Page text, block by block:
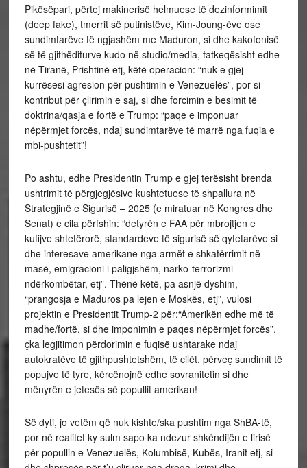
Pikësëpari, përtej makinerisë helmuese të dezinformimit
(deep fake), tmerrit së putinistëve, Kim-Joung-ëve ose
sundimtarëve të ngjashëm me Maduron, si dhe kakofonisë
së të gjithëditurve kudo në studio/media, fatkeqësisht edhe
në Tiranë, Prishtinë etj, këtë operacion: “nuk e gjej
kurrësesi agresion për pushtimin e Venezuelës”, por si
kontribut për çlirimin e saj, si dhe forcimin e besimit të
doktrina/qasja e fortë e Trump: “paqe e imponuar
nëpërmjet forcës, ndaj sundimtarëve të marrë nga fuqia e
mbi-pushtetit”!
Po ashtu, edhe Presidentin Trump e gjej terësisht brenda
ushtrimit të përgjegjësive kushtetuese të shpallura në
Strategjinë e Sigurisë – 2025 (e miratuar në Kongres dhe
Senat) e cila përfshin: “detyrën e FAA për mbrojtjen e
kufijve shtetërorë, standardeve të sigurisë së qytetarëve si
dhe interesave amerikane nga armët e shkatërrimit në
masë, emigracioni i paligjshëm, narko-terrorizmi
ndërkombëtar, etj”. Thënë këtë, pa asnjë dyshim,
“prangosja e Maduros pa lejen e Moskës, etj”, vulosi
projektin e Presidentit Trump-2 për:“Amerikën edhe më të
madhe/fortë, si dhe imponimin e paqes nëpërmjet forcës”,
çka legjitimon përdorimin e fuqisë ushtarake ndaj
autokratëve të gjithpushtetshëm, të cilët, përveç sundimit të
popujve të tyre, kërcënojnë edhe sovranitetin si dhe
mënyrën e jetesës së popullit amerikan!
Së dyti, jo vetëm që nuk kishte/ska pushtim nga ShBA-të,
por në realitet ky sulm sapo ka ndezur shkëndijën e lirisë
për popullin e Venezuelës, Kolumbisë, Kubës, Iranit etj, si